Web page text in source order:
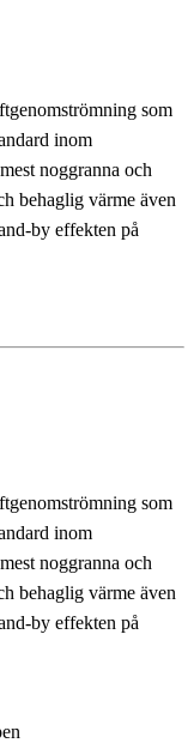
som
inom
noggranna och
behaglig värme även
by effekten på
som
inom
noggranna och
behaglig värme även
by effekten på